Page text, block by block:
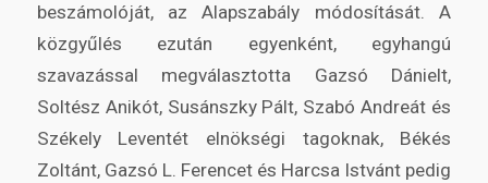
beszámolóját, az Alapszabály módosítását. A
közgyűlés ezután egyenként, egyhangú
szavazással megválasztotta Gazsó Dánielt,
Soltész Anikót, Susánszky Pált, Szabó Andreát és
Székely Leventét elnökségi tagoknak, Békés
Zoltánt, Gazsó L. Ferencet és Harcsa Istvánt pedig